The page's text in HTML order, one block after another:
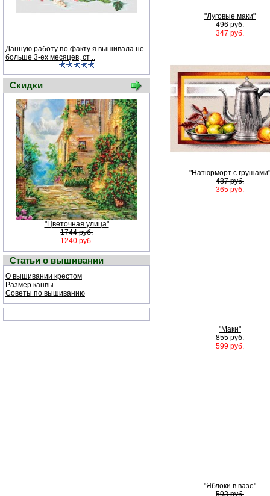
Данную работу по факту я вышивала не
больше 3-ех месяцев, ст ..
Скидки
"Цветочная улица"
1744 руб.
1240 руб.
Статьи о вышивании
О вышивании крестом
Размер канвы
Советы по вышиванию
"Луговые маки"
496 руб.
347 руб.
"Натюрморт с грушами"
487 руб.
365 руб.
"Маки"
855 руб.
599 руб.
"Яблоки в вазе"
593 руб.